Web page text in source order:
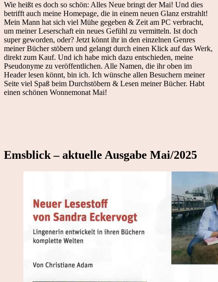
Wie heißt es doch so schön: Alles Neue bringt der Mai! Und dies
betrifft auch meine Homepage, die in einem neuen Glanz erstrahlt!
Mein Mann hat sich viel Mühe gegeben & Zeit am PC verbracht,
um meiner Leserschaft ein neues Gefühl zu vermitteln. Ist doch
super geworden, oder? Jetzt könnt ihr in den einzelnen Genres
meiner Bücher stöbern und gelangt durch einen Klick auf das Werk,
direkt zum Kauf. Und ich habe mich dazu entschieden, meine
Pseudonyme zu veröffentlichen. Alle Namen, die ihr oben im
Header lesen könnt, bin ich. Ich wünsche allen Besuchern meiner
Seite viel Spaß beim Durchstöbern & Lesen meiner Bücher. Habt
einen schönen Wonnemonat Mai!
Emsblick – aktuelle Ausgabe Mai/2025